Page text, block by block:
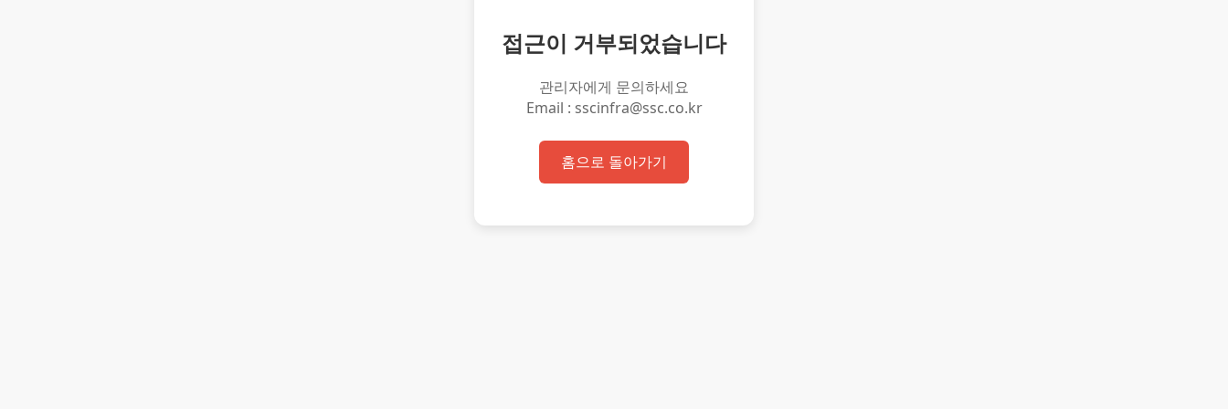
접근이 거부되었습니다
관리자에게 문의하세요
Email : sscinfra@ssc.co.kr
홈으로 돌아가기